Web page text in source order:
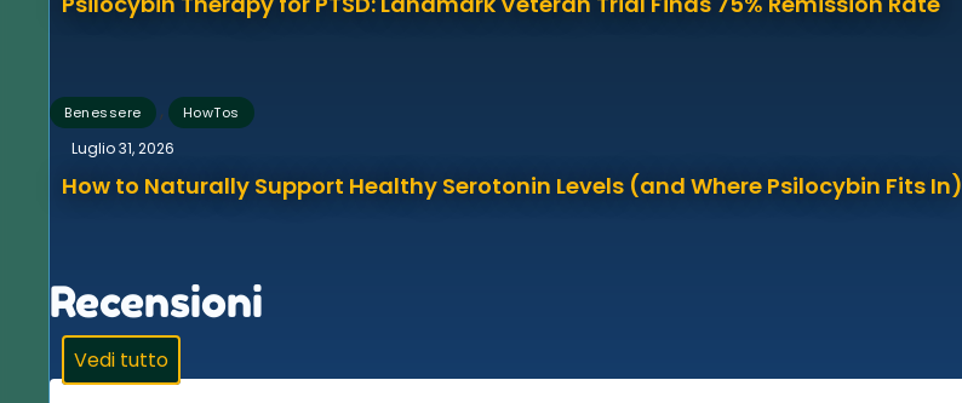
Benessere , HowTos
Luglio 31, 2026
How to Naturally Support Healthy Serotonin Levels (and Where Psilocybin Fits In)
Recensioni
Vedi tutto